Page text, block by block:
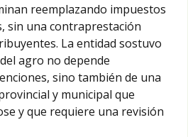
reemplazando impuestos
sin una contraprestación
La entidad sostuvo
agro no depende
sino también de una
y municipal que
y que requiere una revisión